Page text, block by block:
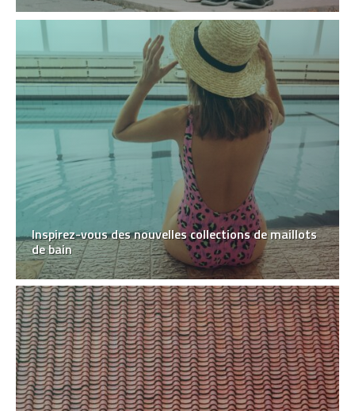
Inspirez-vous des nouvelles collections de maillots
de bain